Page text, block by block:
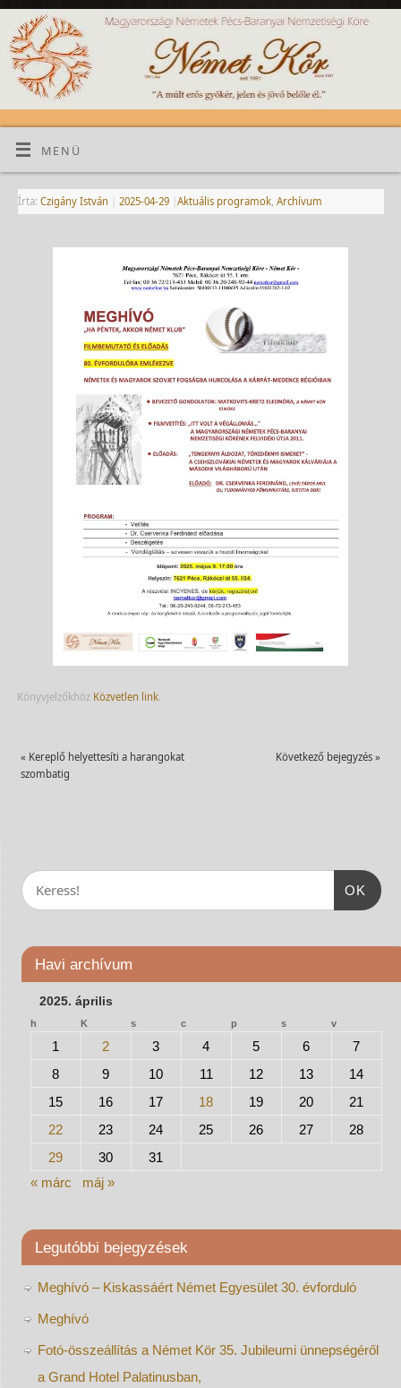
MENÜ
Írta: Czigány István 2025-04-29 Aktuális programok, Archívum
Könyvjelzőkhöz Közvetlen link.
« Kereplő helyettesíti a harangokat
szombatig
Következő bejegyzés»
OK
Havi archívum
2025. április
h K s c p s v
1 2 3 4 5 6
7
8
9 10 11 12 13
14
15
16 17 18 19 20
21
22
23 24 25 26 27
28
29
30
31
« márc
máj »
Legutóbbi bejegyzések
Meghívó – Kiskassáért Német Egyesület 30. évforduló
Meghívó
Fotó-összeállítás a Német Kör 35. Jubileumi ünnepségéről
a Grand Hotel Palatinusban,